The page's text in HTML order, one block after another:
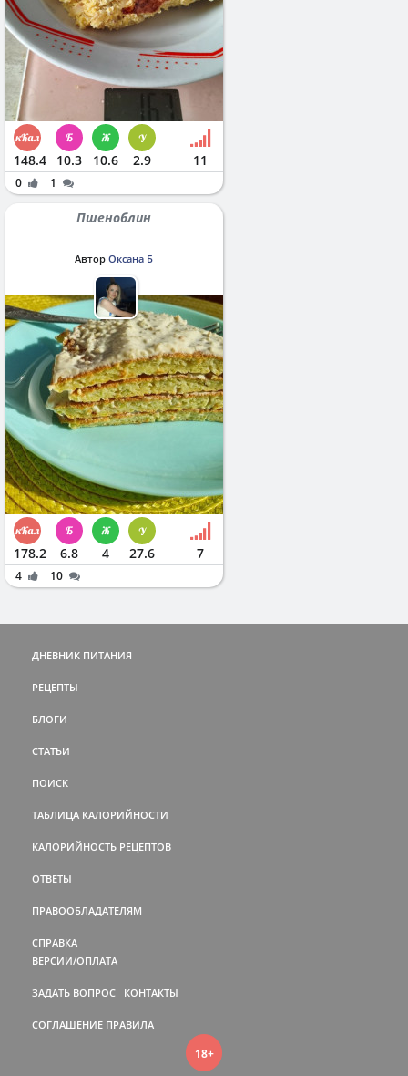
148.4 10.3 10.6 2.9 11
0 1
Пшеноблин
Автор Оксана Б
178.2 6.8 4 27.6 7
4 10
ДНЕВНИК ПИТАНИЯ
РЕЦЕПТЫ
БЛОГИ
СТАТЬИ
ПОИСК
ТАБЛИЦА КАЛОРИЙНОСТИ
КАЛОРИЙНОСТЬ РЕЦЕПТОВ
ОТВЕТЫ
ПРАВООБЛАДАТЕЛЯМ
СПРАВКА
ВЕРСИИ/ОПЛАТА
ЗАДАТЬ ВОПРОС КОНТАКТЫ
СОГЛАШЕНИЕ ПРАВИЛА
18+